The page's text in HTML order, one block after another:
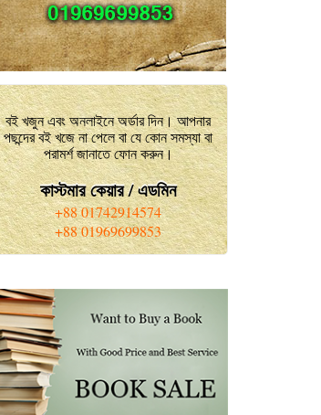
বই খজুন এবং অনলাইনে অর্ডার দিন। আপনার
পছন্দের বই খজে না পেলে বা যে কোন সমস্যা বা
পরামর্শ জানাতে ফোন করুন।
কাস্টমার কেয়ার / এডমিন
+88 01742914574
+88 01969699853